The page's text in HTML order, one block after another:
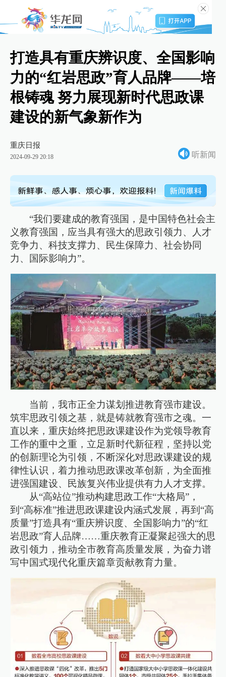
打造具有重庆辨识度、全国影响
力的“红岩思政”育人品牌——培
根铸魂 努力展现新时代思政课
建设的新气象新作为
重庆日报
2024-09-29 20:18 听新闻
“我们要建成的教育强国，是中国特色社会主
义教育强国，应当具有强大的思政引领力、人才
竞争力、科技支撑力、民生保障力、社会协同
力、国际影响力”。
当前，我市正全力谋划推进教育强市建设。
筑牢思政引领之基，就是铸就教育强市之魂。一
直以来，重庆始终把思政课建设作为党领导教育
工作的重中之重，立足新时代新征程，坚持以党
的创新理论为引领，不断深化对思政课建设的规
律性认识，着力推动思政课改革创新，为全面推
进强国建设、民族复兴伟业提供有力人才支撑。
从“高站位”推动构建思政工作“大格局”，
到“高标准”推进思政课建设内涵式发展，再到“高
质量”打造具有“重庆辨识度、全国影响力”的“红
岩思政”育人品牌……重庆教育正凝聚起强大的思
政引领力，推动全市教育高质量发展，为奋力谱
写中国式现代化重庆篇章贡献教育力量。